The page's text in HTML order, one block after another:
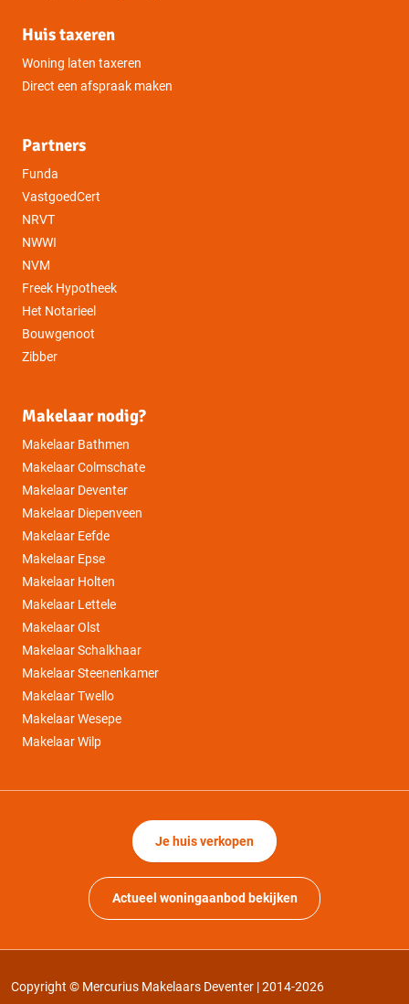
Huis taxeren
Woning laten taxeren
Direct een afspraak maken
Partners
Funda
VastgoedCert
NRVT
NWWI
NVM
Freek Hypotheek
Het Notarieel
Bouwgenoot
Zibber
Makelaar nodig?
Makelaar Bathmen
Makelaar Colmschate
Makelaar Deventer
Makelaar Diepenveen
Makelaar Eefde
Makelaar Epse
Makelaar Holten
Makelaar Lettele
Makelaar Olst
Makelaar Schalkhaar
Makelaar Steenenkamer
Makelaar Twello
Makelaar Wesepe
Makelaar Wilp
Je huis verkopen
Actueel woningaanbod bekijken
Copyright © Mercurius Makelaars Deventer | 2014-2026